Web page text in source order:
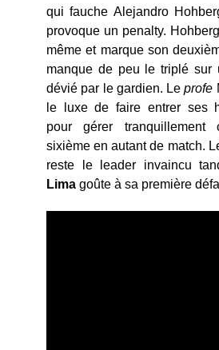
qui fauche Alejandro
provoque un penalty.
même et marque son
manque de peu le triplé sur
dévié par le gardien. Leprofe
le luxe de faire entrer ses
pour gérer tranquillement
sixième en autant de match.
reste le leader invaincu
Lima goûte à sa première